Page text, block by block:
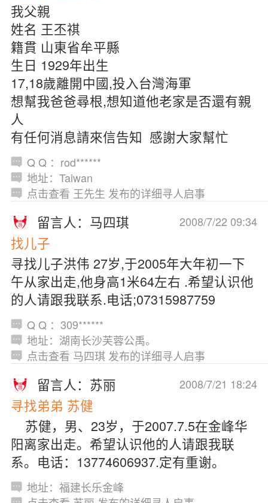
我父親
姓名 王丕祺
籍貫 山東省牟平縣
生日 1929年出生
17,18歲離開中國,投入台灣海軍
想幫我爸爸尋根,想知道他老家是否還有親
人
有任何消息請來信告知 感謝大家幫忙
Q Q ：rod******
地址：Taiwan
点击查看 王先生 发布的详细寻人启事
2008/7/22 09:34
留言人：马四琪
找儿子
寻找儿子洪伟 27岁,于2005年大年初一下
午从家出走,他身高1米64左右 .希望认识他
的人请跟我联系.电话;07315987759
Q Q ：309******
地址：湖南长沙芙蓉公禹。
点击查看 马四琪 发布的详细寻人启事
2008/7/21 18:24
留言人：苏丽
寻找弟弟 苏健
苏健，男、23岁，于2007.7.5在金峰华
阳离家出走。希望认识他的人请跟我联
系。电话：13774606937.定有重谢。
地址：福建长乐金峰